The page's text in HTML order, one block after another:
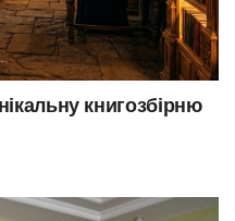
книгозбірню